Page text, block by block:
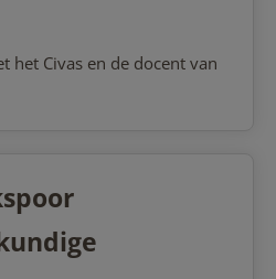
het Civas en de docent van